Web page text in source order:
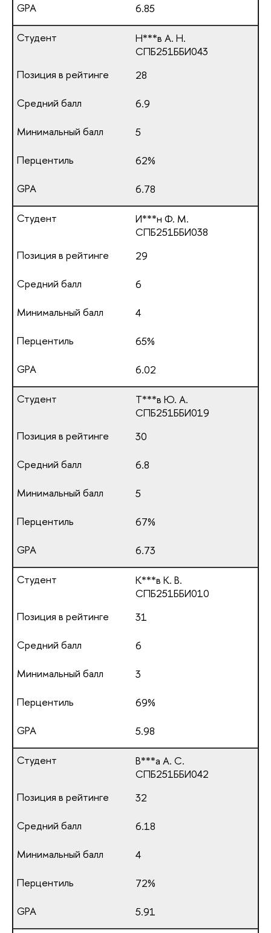
6.85
Н***в А. Н.
СПБ251ББИ043
28
6.9
5
62%
6.78
И***н Ф. М.
СПБ251ББИ038
29
6
4
65%
6.02
Т***в Ю. А.
СПБ251ББИ019
30
6.8
5
67%
6.73
К***в К. В.
СПБ251ББИ010
31
6
3
69%
5.98
В***а А. С.
СПБ251ББИ042
32
6.18
4
72%
5.91